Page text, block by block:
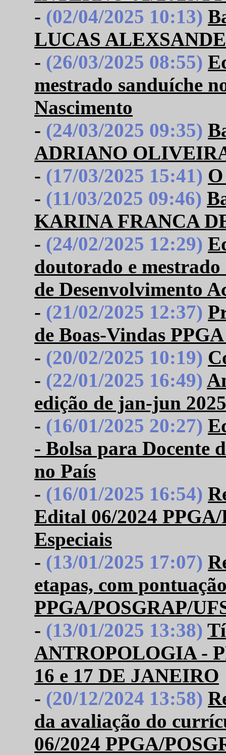
- (02/04/2025 10:13)
LUCAS
- (26/03/2025 08:55)
mestrado sanduíche
Nascimento
- (24/03/2025 09:35)
ADRIANO
- (17/03/2025 15:41)
- (11/03/2025 09:46)
KARINA FRANCA
- (24/02/2025 12:29)
doutorado e
de Desenvolvimento
- (21/02/2025 12:37)
de Boas-Vindas
- (20/02/2025 10:19)
- (22/01/2025 16:49)
edição de jan-jun 2025
- (16/01/2025 20:27)
- Bolsa para Docente
no País
- (16/01/2025 16:54)
Edital 06/2024
Especiais
- (13/01/2025 17:07)
etapas, com
PPGA/POSGRAP/
- (13/01/2025 13:38)
ANTROPOLOGIA -
16 e 17 DE JANEIRO
- (20/12/2024 13:58)
da avaliação do
06/2024 PPGA/